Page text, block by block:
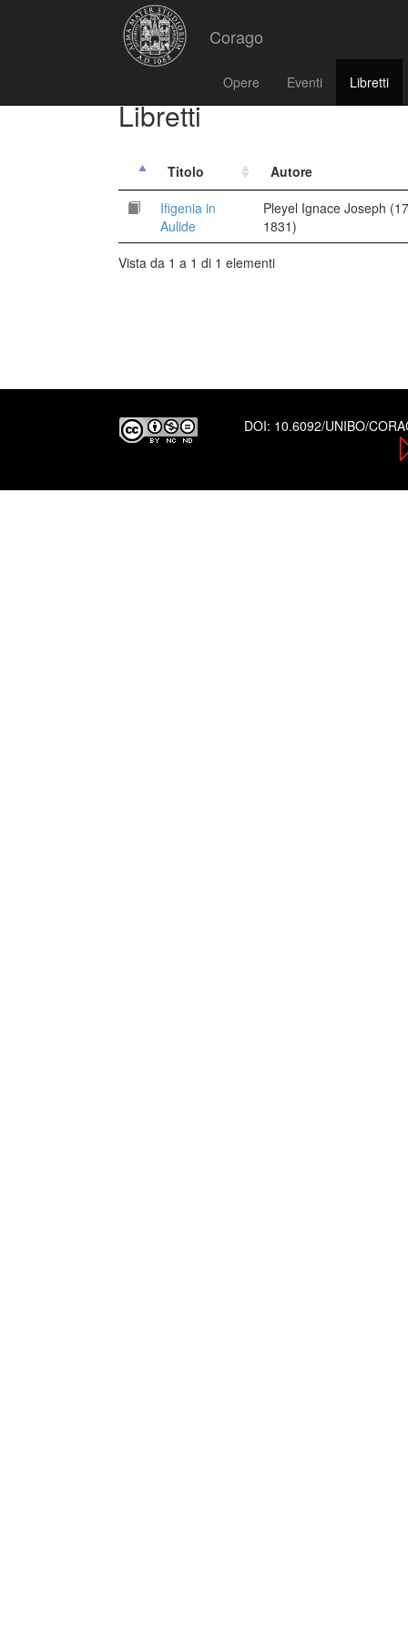
Corago
Opere Eventi Libretti
Libretti
Titolo
Autore
Ifigenia in
Aulide
Pleyel Ignace Joseph
1831)
Vista da 1 a 1 di 1 elementi
DOI: 10.6092/UNIBO/